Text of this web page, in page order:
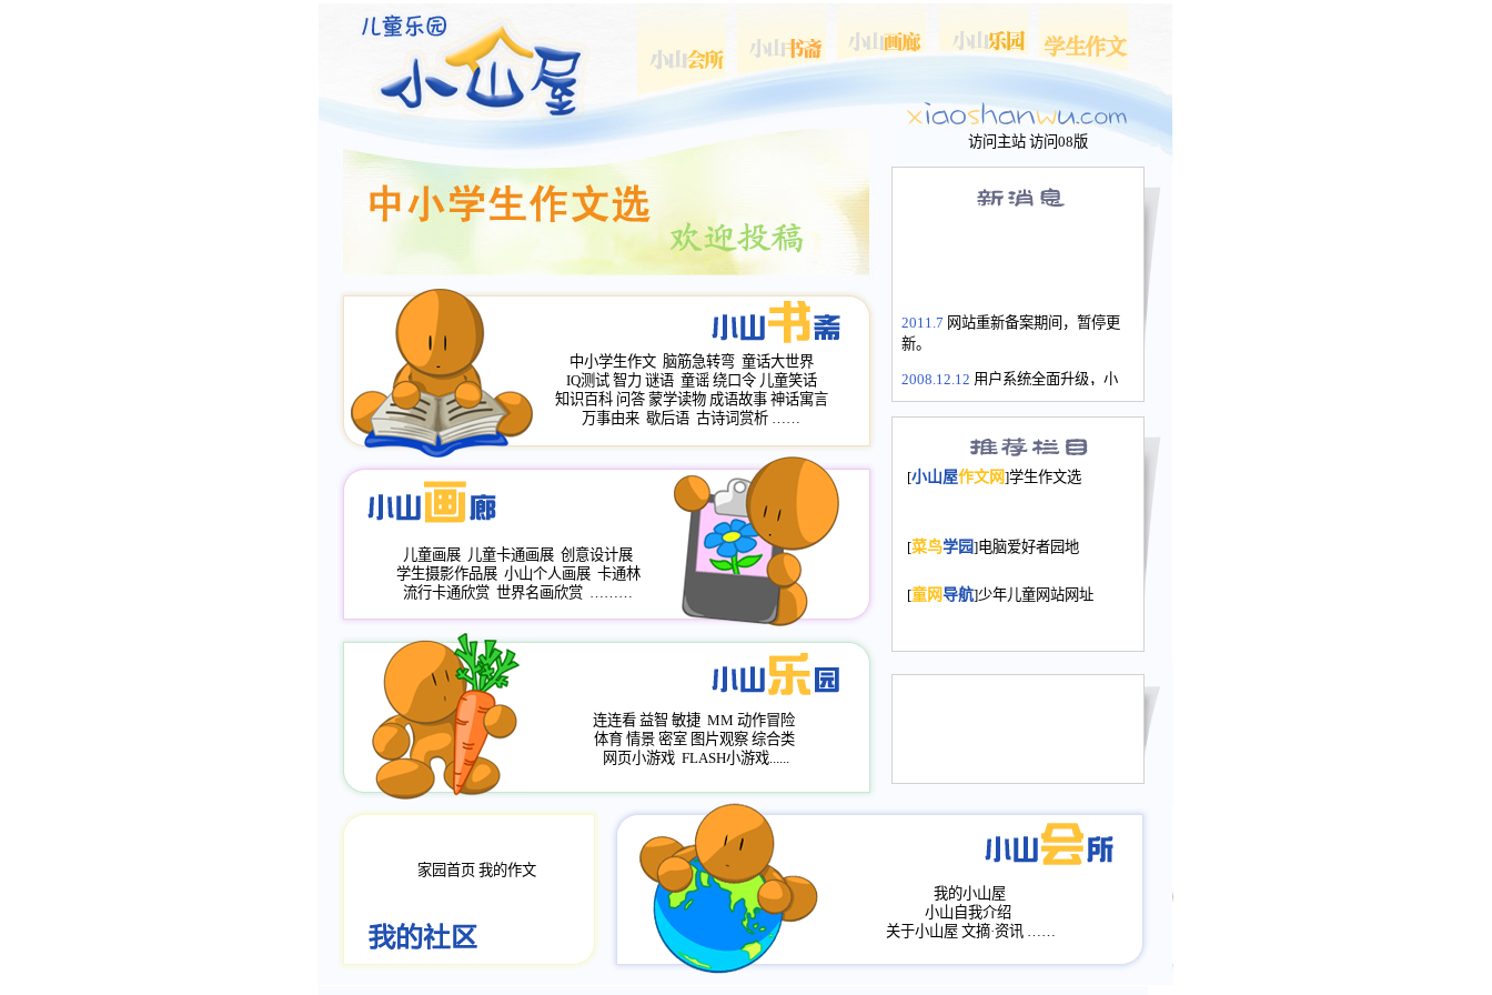
访问主站 访问08版
2011.7 网站重新备案期间，暂停更
新。
2008.12.12 用户系统全面升级，小
山屋主站、作文网、学生作文、家
长会、家园网－个人空间，用户一
次注册全部通行。
2008.12.12家园网正式运行，域
年，2009版提前启用，小山屋全面
小山画廊均增加多个新栏目。。
评分、顶功能，作文宝典改版。
[小山屋作文网]学生作文选
[菜鸟学园]电脑爱好者园地
[童网导航]少年儿童网站网址
中小学生作文 脑筋急转弯 童话大世界
IQ测试 智力 谜语 童谣 绕口令 儿童笑话
知识百科 问答 蒙学读物 成语故事 神话寓言
万事由来 歇后语 古诗词赏析 ……
儿童画展 儿童卡通画展 创意设计展
学生摄影作品展 小山个人画展 卡通林
流行卡通欣赏 世界名画欣赏 ………
连连看 益智 敏捷 MM 动作冒险
体育 情景 密室 图片观察 综合类
网页小游戏 FLASH小游戏......
家园首页 我的作文
我的小山屋
小山自我介绍
关于小山屋 文摘·资讯 ……